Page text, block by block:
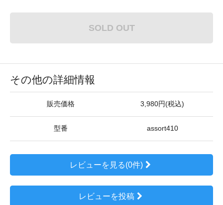
SOLD OUT
その他の詳細情報
販売価格 3,980円(税込)
型番 assort410
レビューを見る(0件)
レビューを投稿